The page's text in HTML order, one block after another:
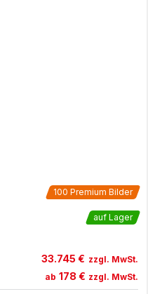
100 Premium Bilder
auf Lager
33.745 € zzgl. MwSt.
ab 178 € zzgl. MwSt.